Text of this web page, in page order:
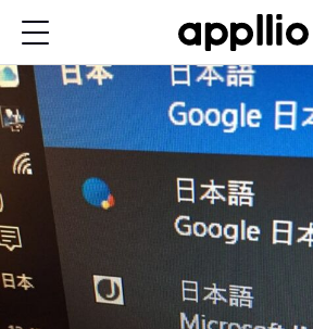
ン
コ
ン
テ
ン
に